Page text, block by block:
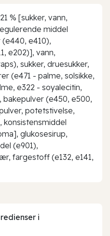
% [sukker, vann,
middel
e410),
e202)], vann,
sukker, druesukker,
(e471 - palme, solsikke,
e322 - soyalecitin,
bakepulver (e450, e500,
potetstivelse,
glukosesirup,
(e901),
fargestoff (e132, e141,
i